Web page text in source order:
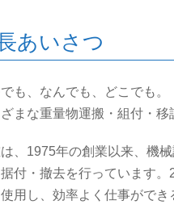
あいさつ
も、なんでも、どこでも。
まな重量物運搬・組付・
、1975年の創業以来、機
付・撤去を行っています
用し、効率よく仕事がで